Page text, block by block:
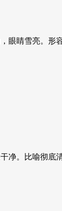
眼睛雪亮。形
净。比喻彻底